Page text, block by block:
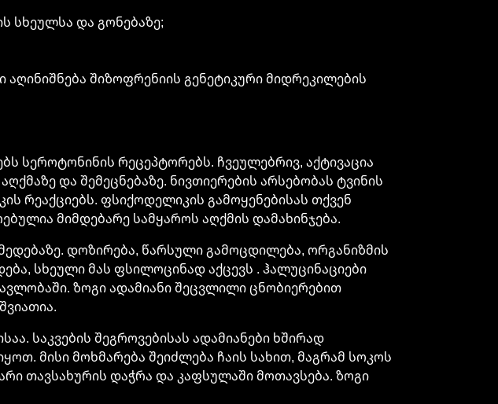
სხეულსა და გონებაზე;
შიზოფრენიის გენეტიკური მიდრეკილების
სეროტონინის რეცეპტორებს. ჩვეულებრივ, აქტივაცია
და შემეცნებაზე. ნივთიერების არსებობას ტვინის
რეაქციებს. ფსიქოდელიკის გამოყენებისას თქვენ
მიმდებარე სამყაროს აღქმის დამახინჯება.
დოზირება, წარსული გამოცდილება, ორგანიზმის
სხეული მას ფსილოცინად აქცევს . ჰალუცინაციები
ზოგი ადამიანი შეცვლილი ცნობიერებით
საკვების შეგროვებისას ადამიანები ხშირად
მისი მოხმარება შეიძლება ჩაის სახით, მაგრამ სოკოს
თავსახურის დაჭრა და კაფსულაში მოთავსება. ზოგი